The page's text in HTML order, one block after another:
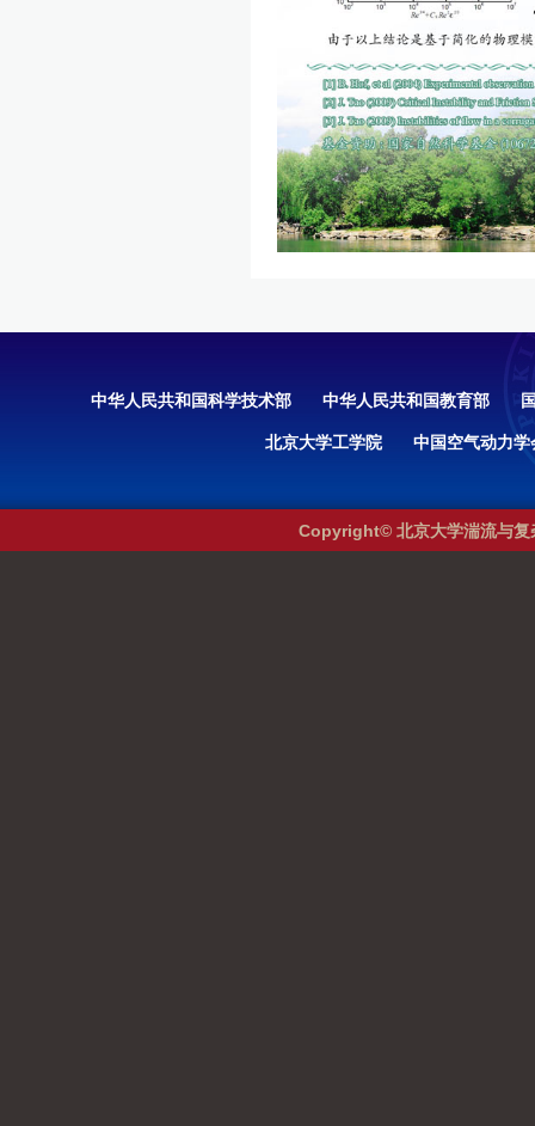
中华人民共和国科学技术部 中华人民共和国教育部
北京大学工学院 中国空气动力学
Copyright© 北京大学湍流与